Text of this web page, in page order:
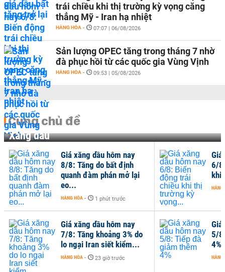
trái chiều khi thị trường kỳ vọng căng
thẳng Mỹ - Iran hạ nhiệt
HÀNG HÓA - 07:07 | 06/08/2026
Sản lượng OPEC tăng trong tháng 7 nhờ
đà phục hồi từ các quốc gia Vùng Vịnh
HÀNG HÓA - 09:53 | 05/08/2026
Cùng chủ đề
Xăng dầu
Giá xăng dầu hôm nay
8/8: Tăng do bất định
quanh đàm phán mở lại
eo...
HÀNG HÓA - 1 phút trước
Giá xăng dầu hôm nay
7/8: Tăng khoảng 3% do
lo ngại Iran siết kiểm...
HÀNG HÓA - 23 giờ trước
Giá
6/
khi
HÀNG
Giá
5/
4%
HÀNG